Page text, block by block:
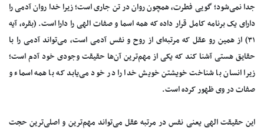
جدا نمی‌شود؛ گویی فطرت، همچون روان در تن جاری است؛ زیرا خدا روان آدمی را
دارای یک برنامه کامل قرار داده که همه اسما و صفات الهی را دارا است. (بقره، آیه
۳۱) از همین رو عقل که مرتبه‌ای از روح و نفس آدمی است، می‌تواند آدمی را با
حقایق هستی آشنا کند که یکی از مهم‌ترین آن‌ها حقیقت وجودی خود آدم است؛
زیرا انسان با شناخت خویشتن خویش خدا را در خود می‌یابد که با همه اسماء و
صفات در وی ظهور کرده است.
این حقیقت الهی یعنی نفس در مرتبه عقل می‌تواند مهم‌ترین و اصلی‌ترین حجت